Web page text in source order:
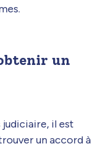
un
judiciaire, il est
un accord à